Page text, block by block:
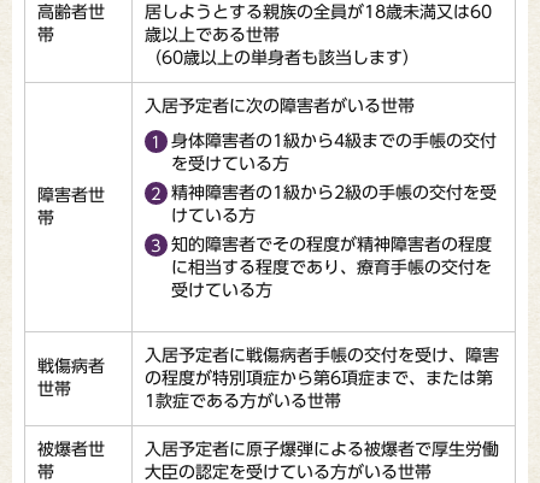
高齢者世
帯
居しようとする親族の全員が18歳未満又は60
歳以上である世帯
（60歳以上の単身者も該当します）
障害者世
帯
入居予定者に次の障害者がいる世帯
身体障害者の1級から4級までの手帳の交付
を受けている方
精神障害者の1級から2級の手帳の交付を受
けている方
知的障害者でその程度が精神障害者の程度
に相当する程度であり、療育手帳の交付を
受けている方
戦傷病者
世帯
入居予定者に戦傷病者手帳の交付を受け、障害
の程度が特別項症から第6項症まで、または第
1款症である方がいる世帯
被爆者世
帯
入居予定者に原子爆弾による被爆者で厚生労働
大臣の認定を受けている方がいる世帯